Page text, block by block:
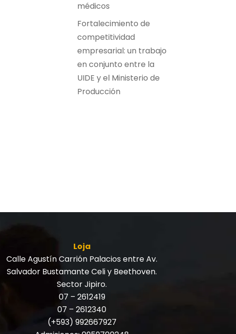
médicos
Fortalecimiento de
competitividad
empresarial: un trabajo
en conjunto entre la
UIDE y el Ministerio de
Producción
Loja
Calle Agustín Carrión Palacios entre Av.
Salvador Bustamante Celi y Beethoven.
Sector Jipiro.
07 – 2612419
07 – 2612340
(+593) 992667927